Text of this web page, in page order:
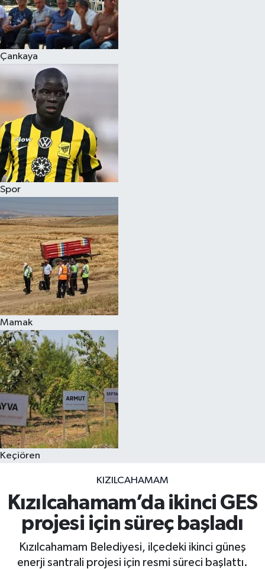
Çankaya
Spor
Mamak
Keçiören
KIZILCAHAMAM
Kızılcahamam’da ikinci GES
projesi için süreç başladı
Kızılcahamam Belediyesi, ilçedeki ikinci güneş
enerji santrali projesi için resmi süreci başlattı.